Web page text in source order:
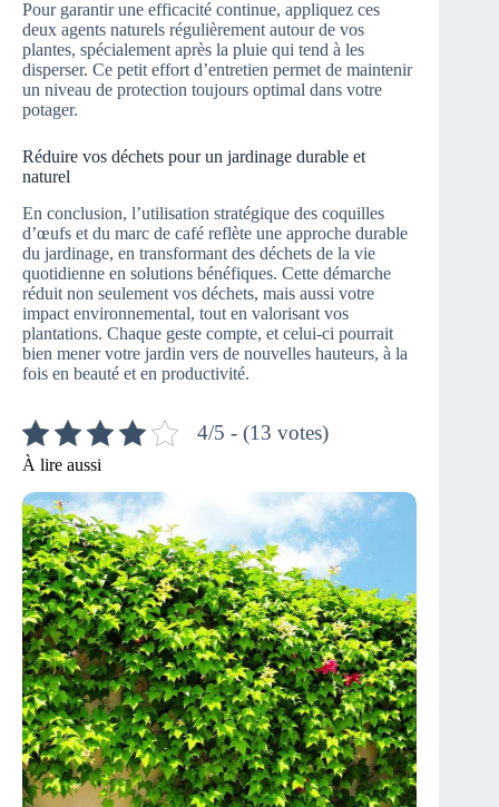
Pour garantir une efficacité continue, appliquez ces
deux agents naturels régulièrement autour de vos
plantes, spécialement après la pluie qui tend à les
disperser. Ce petit effort d’entretien permet de maintenir
un niveau de protection toujours optimal dans votre
potager.
Réduire vos déchets pour un jardinage durable et
naturel
En conclusion, l’utilisation stratégique des coquilles
d’œufs et du marc de café reflète une approche durable
du jardinage, en transformant des déchets de la vie
quotidienne en solutions bénéfiques. Cette démarche
réduit non seulement vos déchets, mais aussi votre
impact environnemental, tout en valorisant vos
plantations. Chaque geste compte, et celui-ci pourrait
bien mener votre jardin vers de nouvelles hauteurs, à la
fois en beauté et en productivité.
4/5 - (13 votes)
À lire aussi